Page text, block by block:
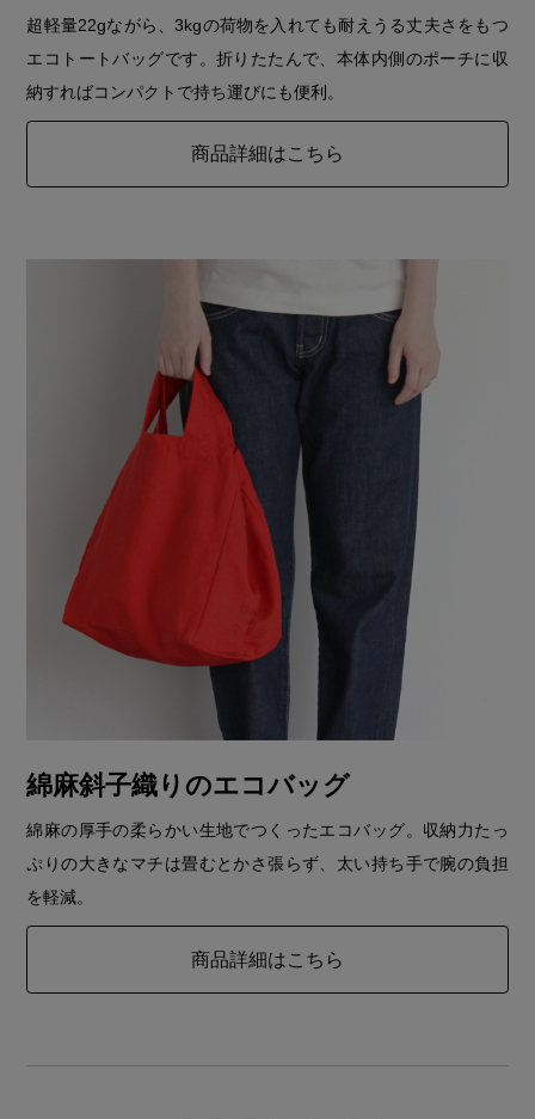
超軽量22gながら、3kgの荷物を入れても耐えうる丈夫さをもつ
エコトートバッグです。折りたたんで、本体内側のポーチに収
納すればコンパクトで持ち運びにも便利。
商品詳細はこちら
綿麻斜子織りのエコバッグ
綿麻の厚手の柔らかい生地でつくったエコバッグ。収納力たっ
ぷりの大きなマチは畳むとかさ張らず、太い持ち手で腕の負担
を軽減。
商品詳細はこちら